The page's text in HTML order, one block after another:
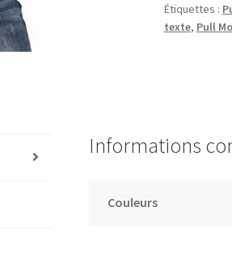
Étiquettes :
texte, Pull
Informations
Couleurs